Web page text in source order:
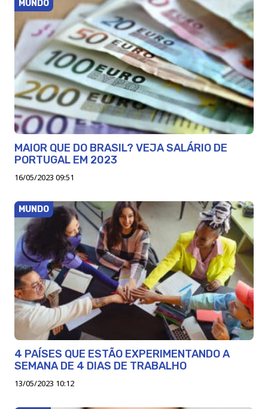
MUNDO
MAIOR QUE DO BRASIL? VEJA SALÁRIO DE
PORTUGAL EM 2023
16/05/2023 09:51
MUNDO
4 PAÍSES QUE ESTÃO EXPERIMENTANDO A
SEMANA DE 4 DIAS DE TRABALHO
13/05/2023 10:12